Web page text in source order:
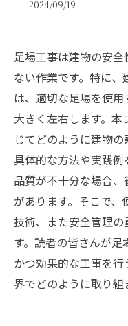
2024/09/19
足場工事は建物の安
ない作業です。特に
は、適切な足場を使
大きく左右します。
じてどのように建物の
具体的な方法や実践
品質が不十分な場合
があります。そこで
技術、また安全管理
す。読者の皆さんが
かつ効果的な工事を
界でどのように取り組